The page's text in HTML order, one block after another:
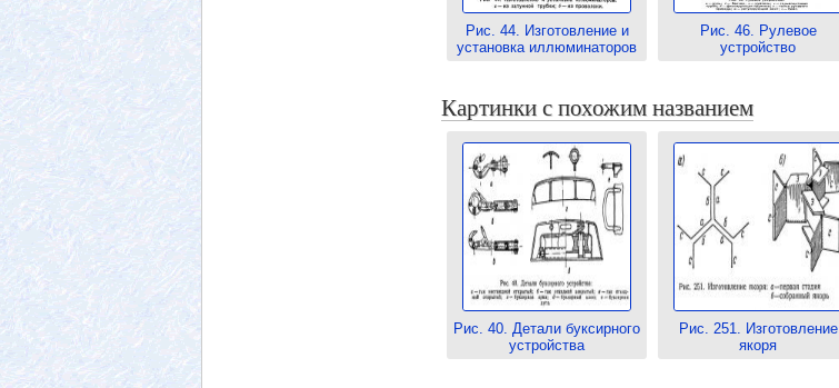
Рис. 44. Изготовление и
установка иллюминаторов
Рис. 46. Рулевое
устройство
Картинки с похожим названием
Рис. 40. Детали буксирного
устройства
Рис. 251. Изготовление
якоря